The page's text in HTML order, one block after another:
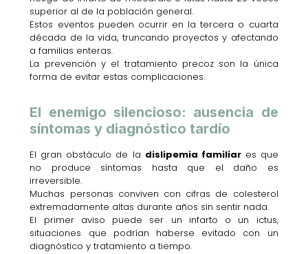
superior al de la población general.
Estos eventos pueden ocurrir en la tercera o cuarta
década de la vida, truncando proyectos y afectando
a familias enteras.
La prevención y el tratamiento precoz son la única
forma de evitar estas complicaciones.
El enemigo silencioso: ausencia de
síntomas y diagnóstico tardío
El gran obstáculo de la dislipemia familiares que
no produce síntomas hasta que el daño es
irreversible.
Muchas personas conviven con cifras de colesterol
extremadamente altas durante años sin sentir nada.
El primer aviso puede ser un infarto o un ictus,
situaciones que podrían haberse evitado con un
diagnóstico y tratamiento a tiempo.